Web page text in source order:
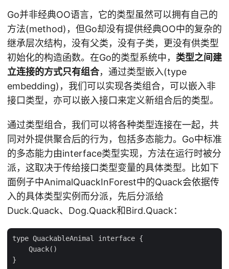
Go并非经典OO语言，它的类型虽然可以拥有自己的
方法(method)，但Go却没有提供经典OO中的复杂的
继承层次结构，没有父类，没有子类，更没有供类型
初始化的构造函数。在Go的类型系统中， 类型之间建
立连接的方式只有组合，通过类型嵌入(type
embedding)，我们可以实现各类组合，可以嵌入非
接口类型，亦可以嵌入接口来定义新组合后的类型。
通过类型组合，我们可以将各种类型连接在一起，共
同对外提供聚合后的行为，包括多态能力。Go中标准
的多态能力由interface类型实现，方法在运行时被分
派，这取决于传给接口类型变量的具体类型。比如下
面例子中AnimalQuackInForest中的Quack会依据传
入的具体类型实例而分派，先后分派给
Duck.Quack、Dog.Quack和Bird.Quack：
type QuackableAnimal interface {
    Quack()
}